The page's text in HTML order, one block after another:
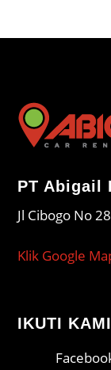
PT Abigail
Jl Cibogo No
Klik Google
IKUTI KAMI